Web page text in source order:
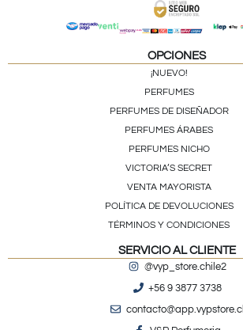
OPCIONES
¡NUEVO!
PERFUMES
PERFUMES DE DISEÑADOR
PERFUMES ÁRABES
PERFUMES NICHO
VICTORIA’S SECRET
VENTA MAYORISTA
POLÍTICA DE DEVOLUCIONES
TÉRMINOS Y CONDICIONES
SERVICIO AL CLIENTE
@vyp_store.chile2
+56 9 3877 3738
contacto@app.vypstore.cl